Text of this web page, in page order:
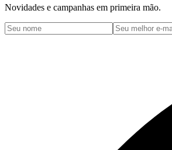
Novidades e campanhas em primeira mão.